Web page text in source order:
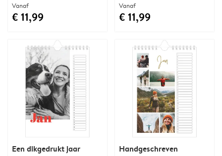
Vanaf
€ 11,99
Vanaf
€ 11,99
Een dikgedrukt jaar Handgeschreven